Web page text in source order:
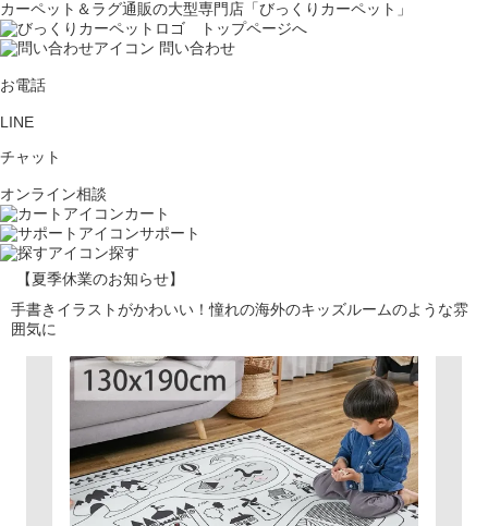
カーペット＆ラグ通販の大型専門店「びっくりカーペット」
問い合わせ
お電話
LINE
チャット
オンライン相談
カート
サポート
探す
【夏季休業のお知らせ】
手書きイラストがかわいい！憧れの海外のキッズルームのような雰
囲気に